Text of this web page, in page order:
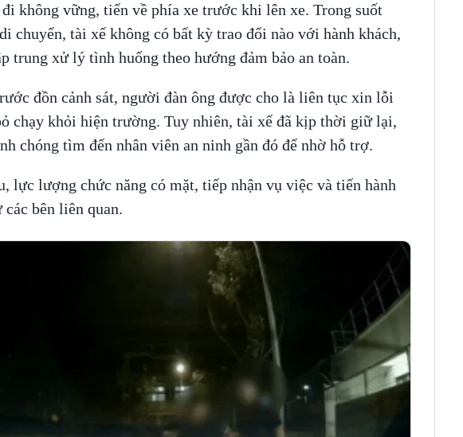
không vững, tiến về phía xe trước khi lên xe. Trong suốt
chuyển, tài xế không có bất kỳ trao đổi nào với hành khách,
trung xử lý tình huống theo hướng đảm bảo an toàn.
đồn cảnh sát, người đàn ông được cho là liên tục xin lỗi
chạy khỏi hiện trường. Tuy nhiên, tài xế đã kịp thời giữ lại,
chóng tìm đến nhân viên an ninh gần đó để nhờ hỗ trợ.
lực lượng chức năng có mặt, tiếp nhận vụ việc và tiến hành
bên liên quan.